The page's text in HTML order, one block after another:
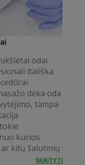
odai.
itališka
dėka oda
tampa
kurios
kitų šalutinių
SKAITYTI